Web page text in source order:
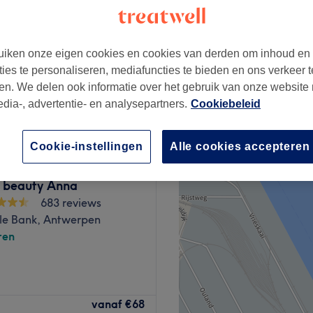
€0,01
of Antwerpen, your
nail art. This cosy yet
Anna
683 reviews
Bank, Antwerpen
vanaf €68
onze eigen cookies en cookies van derden om inhoud en
te personaliseren, mediafuncties te bieden en ons verkeer
We delen ook informatie over het gebruik van onze website
, advertentie- en analysepartners. Cookiebeleid
Alle cookies accepteren
Cookie-instellingen